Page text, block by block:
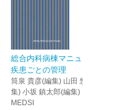
総合内科病棟マニュアル
疾患ごとの管理
筒泉 貴彦(編集) 山田 悠史(編
集) 小坂 鎮太郎(編集)
MEDSI